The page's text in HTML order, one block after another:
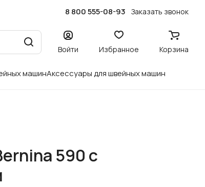
8 800 555-08-93 Заказать звонок
Войти Избранное Корзина
машинАксессуары для швейных машин
590 с